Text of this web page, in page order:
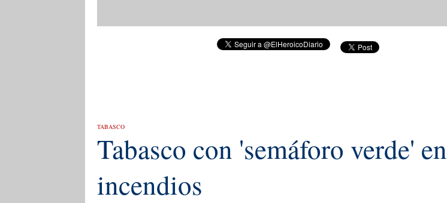
TABASCO
Tabasco con 'semáforo verde' en
incendios